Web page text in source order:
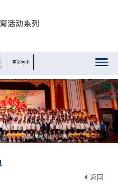
字型大小
返回